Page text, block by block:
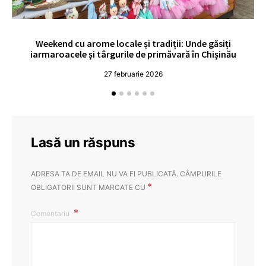
Weekend cu arome locale și tradiții: Unde găsiți
iarmaroacele și târgurile de primăvară în Chișinău
27 februarie 2026
Lasă un răspuns
ADRESA TA DE EMAIL NU VA FI PUBLICATĂ. CÂMPURILE
OBLIGATORII SUNT MARCATE CU *
Comentariu